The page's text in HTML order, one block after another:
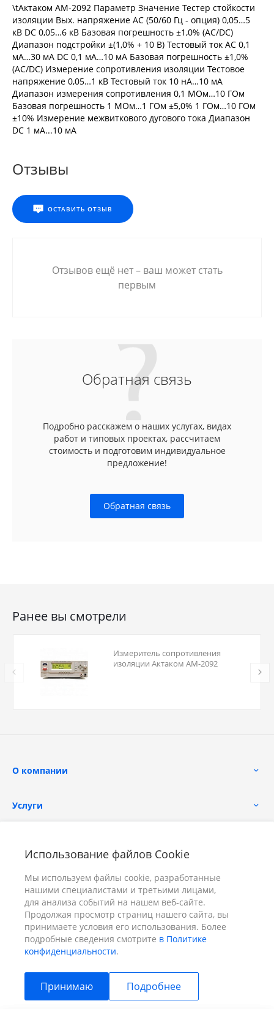
Использование файлов Cookie
Мы используем файлы cookie, разработанные
нашими специалистами и третьими лицами,
для анализа событий на нашем веб-сайте.
Продолжая просмотр страниц нашего сайта, вы
принимаете условия его использования. Более
подробные сведения смотрите в Политике
конфиденциальности.
Принимаю Подробнее
\tАктаком АМ-2092 Параметр Значение Тестер стойкости
изоляции Вых. напряжение AC (50/60 Гц - опция) 0,05…5
кВ DC 0,05…6 кВ Базовая погрешность ±1,0% (AC/DC)
Диапазон подстройки ±(1,0% + 10 В) Тестовый ток AC 0,1
мА…30 мА DC 0,1 мА…10 мА Базовая погрешность ±1,0%
(AC/DC) Измерение сопротивления изоляции Тестовое
напряжение 0,05…1 кВ Тестовый ток 10 нА…10 мА
Диапазон измерения сопротивления 0,1 МОм…10 ГОм
Базовая погрешность 1 МОм…1 ГОм ±5,0% 1 ГОм…10 ГОм
±10% Измерение межвиткового дугового тока Диапазон
DC 1 мА...10 мА
Отзывы
ОСТАВИТЬ ОТЗЫВ
Отзывов ещё нет – ваш может стать
первым
Обратная связь
Подробно расскажем о наших услугах, видах
работ и типовых проектах, рассчитаем
стоимость и подготовим индивидуальное
предложение!
Обратная связь
Ранее вы смотрели
Измеритель сопротивления
изоляции Актаком АМ-2092
О компании
Услуги
+7 (391) 298-00-11 Заказать звонок
г. Красноярск, пер. Телевизорный 9 "А" ООО "ПРИЗМ"